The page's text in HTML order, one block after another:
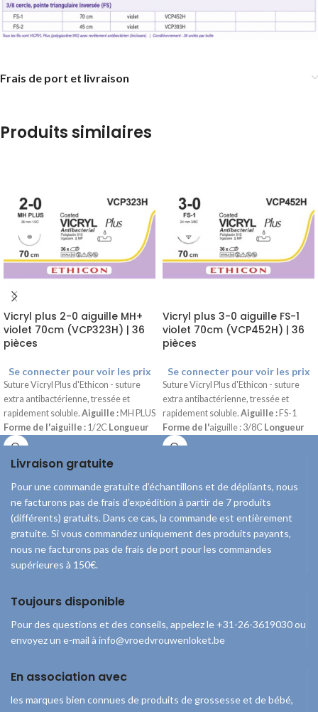
Frais de port et livraison
Produits similaires
Vicryl plus 2-0 aiguille MH+
violet 70cm (VCP323H) | 36
pièces
Se connecter pour voir les prix
Suture Vicryl Plus d'Ethicon - suture
extra antibactérienne, tressée et
rapidement soluble. Aiguille :MH PLUS
Forme de l'aiguille : 1/2C Longueur
de l' aiguille : 36 mm
du fil :70 cmCouleur du fil :
Épaisseur dufil : 2-0
Vicryl plus 3-0 aiguille FS-1
violet 70cm (VCP452H) | 36
pièces
Se connecter pour voir les prix
Suture Vicryl Plus d'Ethicon - suture
extra antibactérienne, tressée et
rapidement soluble. Aiguille :FS-1
Forme de l'aiguille : 3/8C Longueur
de l' aiguille : 24 mm
VioletÉpaisseur du fil : 3-0
Livraison gratuite
Pour une commande gratuite d’échantillons et de dépliants, nous
ne facturons pas de frais d’expédition à partir de 7 produits
(différents) gratuits. Dans ce cas, la commande est entièrement
gratuite. Si vous commandez uniquement des produits payants,
nous ne facturons pas de frais de port pour les commandes
supérieures à 150€.
Toujours disponible
Pour des questions et des conseils, appelez le +31-26-3619030 ou
envoyez un e-mail à info@vroedvrouwenloket.be
En association avec
les marques bien connues de produits de grossesse et de bébé,